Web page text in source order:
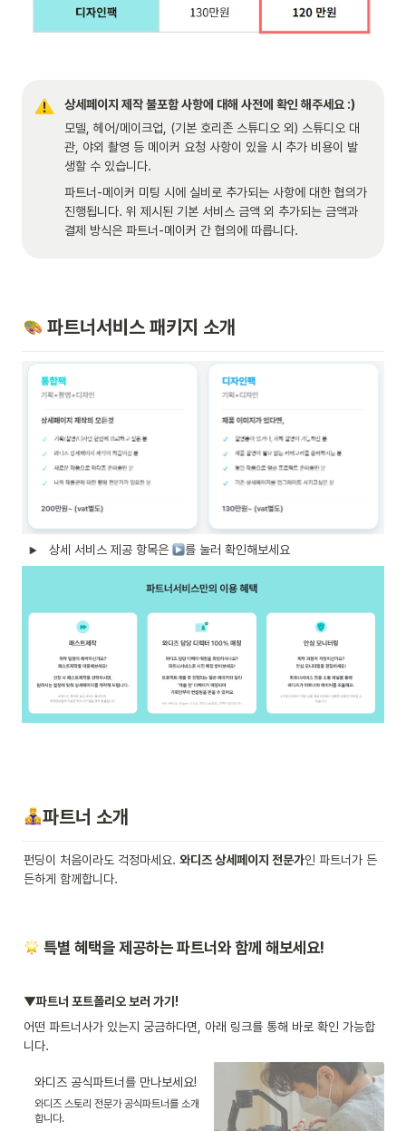
상세페이지 제작 불포함 사항에 대해 사전에 확인 해주세요 :)
모델, 헤어/메이크업, (기본 호리존 스튜디오 외) 스튜디오 대
관, 야외 촬영 등 메이커 요청 사항이 있을 시 추가 비용이 발
생할 수 있습니다.
파트너-메이커 미팅 시에 실비로 추가되는 사항에 대한 협의가
진행됩니다. 위 제시된 기본 서비스 금액 외 추가되는 금액과
결제 방식은 파트너-메이커 간 협의에 따릅니다.
파트너서비스 패키지 소개
상세 서비스 제공 항목은 를 눌러 확인해보세요
파트너 소개
펀딩이 처음이라도 걱정마세요. 와디즈 상세페이지 전문가인 파트너가 든
든하게 함께합니다.
특별 혜택을 제공하는 파트너와 함께 해보세요!
▼파트너 포트폴리오 보러 가기!
어떤 파트너사가 있는지 궁금하다면, 아래 링크를 통해 바로 확인 가능합
니다.
와디즈 공식파트너를 만나보세요!
와디즈 스토리 전문가 공식파트너를 소개
합니다.